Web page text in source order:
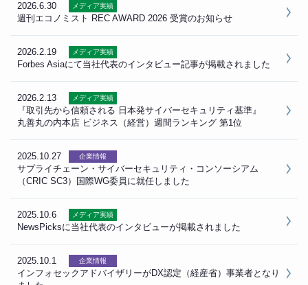
2026.6.30 メディア実績
週刊エコノミスト REC AWARD 2026 受賞のお知らせ
2026.2.19 メディア実績
Forbes Asiaにて当社代表のインタビュー記事が掲載されました
2026.2.13 メディア実績
『取引先から信頼される 日本発サイバーセキュリティ基準』
丸善丸の内本店 ビジネス（経営）週間ランキング 第1位
2025.10.27 企業情報
サプライチェーン・サイバーセキュリティ・コンソーシアム
（CRIC SC3）国際WG委員に就任しました
2025.10.6 メディア実績
NewsPicksに当社代表のインタビューが掲載されました
2025.10.1 企業情報
インフォセックアドバイザリーがDX認定（経産省）事業者となり